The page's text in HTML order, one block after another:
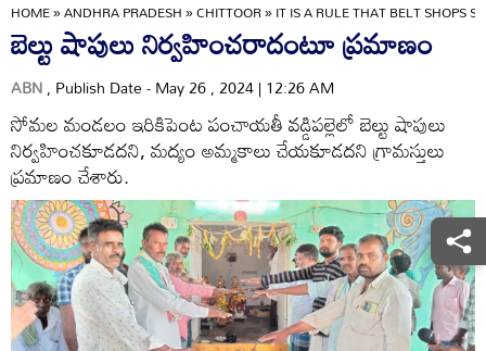
HOME»ANDHRA PRADESH»CHITTOOR»IT IS A RULE THAT BELT SHOPS
బెల్టు షాపులు నిర్వహించరాదంటూ ప్రమాణం
ABN, Publish Date - May 26 , 2024 | 12:26 AM
సోమల మండలం ఇరికిపెంట పంచాయతీ వడ్డిపల్లెలో బెల్టు షాపులు
నిర్వహించకూడదని, మద్యం అమ్మకాలు చేయకూడదని గ్రామస్తులు
ప్రమాణం చేశారు.